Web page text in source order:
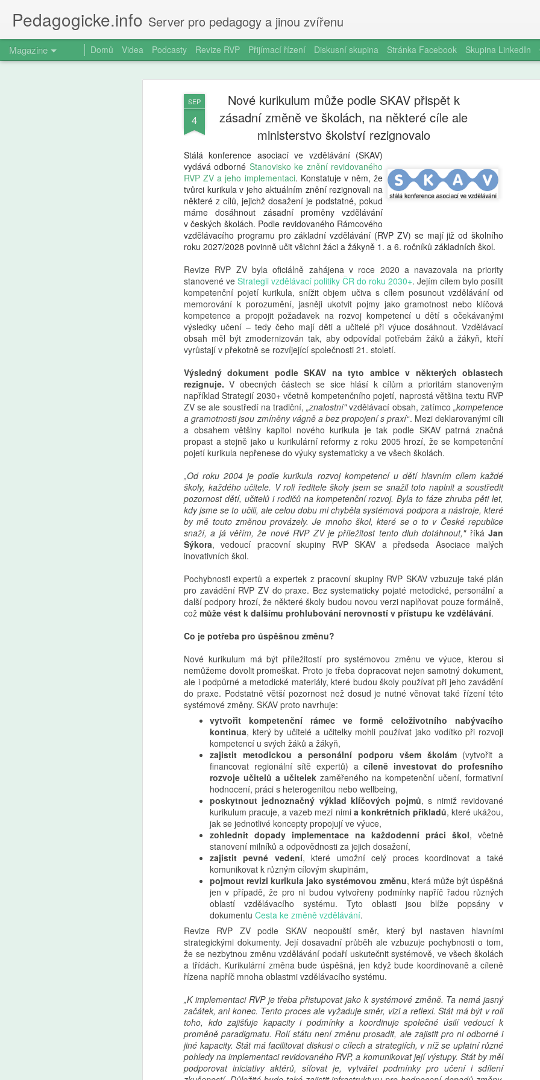
SEP
4
Nové kurikulum může podle SKAV přispět k
zásadní změně ve školách, na některé cíle ale
ministerstvo školství rezignovalo
Stálá konference asociací ve vzdělávání (SKAV)
vydává odborné Stanovisko ke znění revidovaného
RVP ZV a jeho implementaci. Konstatuje v něm, že
tvůrci kurikula v jeho aktuálním znění rezignovali na
některé z cílů, jejichž dosažení je podstatné, pokud
máme dosáhnout zásadní proměny vzdělávání
v českých školách. Podle revidovaného Rámcového
vzdělávacího programu pro základní vzdělávání (RVP ZV) se mají již od školního
roku 2027/2028 povinně učit všichni žáci a žákyně 1. a 6. ročníků základních škol.
Revize RVP ZV byla oficiálně zahájena v roce 2020 a navazovala na priority
stanovené ve Strategii vzdělávací politiky ČR do roku 2030+. Jejím cílem bylo posílit
kompetenční pojetí kurikula, snížit objem učiva s cílem posunout vzdělávání od
memorování k porozumění, jasněji ukotvit pojmy jako gramotnost nebo klíčová
kompetence a propojit požadavek na rozvoj kompetencí u dětí s očekávanými
výsledky učení – tedy čeho mají děti a učitelé při výuce dosáhnout. Vzdělávací
obsah měl být zmodernizován tak, aby odpovídal potřebám žáků a žákyň, kteří
vyrůstají v překotně se rozvíjející společnosti 21. století.
Výsledný dokument podle SKAV na tyto ambice v některých oblastech
rezignuje. V obecných částech se sice hlásí k cílům a prioritám stanoveným
například Strategií 2030+ včetně kompetenčního pojetí, naprostá většina textu RVP
ZV se ale soustředí na tradiční,„znalostní"vzdělávací obsah, zatímco„kompetence
a gramotnosti jsou zmíněny vágně a bez propojení s praxí“. Mezi deklarovanými cíli
a obsahem většiny kapitol nového kurikula je tak podle SKAV patrná značná
propast a stejně jako u kurikulární reformy z roku 2005 hrozí, že se kompetenční
pojetí kurikula nepřenese do výuky systematicky a ve všech školách.
„Od roku 2004 je podle kurikula rozvoj kompetencí u dětí hlavním cílem každé
školy, každého učitele. V roli ředitele školy jsem se snažil toto naplnit a soustředit
pozornost dětí, učitelů i rodičů na kompetenční rozvoj. Byla to fáze zhruba pěti let,
kdy jsme se to učili, ale celou dobu mi chyběla systémová podpora a nástroje, které
by mě touto změnou provázely. Je mnoho škol, které se o to v České republice
snaží, a já věřím, že nové RVP ZV je příležitost tento dluh dotáhnout,"říkáJan
Sýkora, vedoucí pracovní skupiny RVP SKAV a předseda Asociace malých
inovativních škol.
Pochybnosti expertů a expertek z pracovní skupiny RVP SKAV vzbuzuje také plán
pro zavádění RVP ZV do praxe. Bez systematicky pojaté metodické, personální a
další podpory hrozí, že některé školy budou novou verzi naplňovat pouze formálně,
což může vést k dalšímu prohlubování nerovností v přístupu ke vzdělávání.
Co je potřeba pro úspěšnou změnu?
Nové kurikulum má být příležitostí pro systémovou změnu ve výuce, kterou si
nemůžeme dovolit promeškat. Proto je třeba dopracovat nejen samotný dokument,
ale i podpůrné a metodické materiály, které budou školy používat při jeho zavádění
do praxe. Podstatně větší pozornost než dosud je nutné věnovat také řízení této
systémové změny. SKAV proto navrhuje:
vytvořit kompetenční rámec ve formě celoživotního nabývacího
kontinua, který by učitelé a učitelky mohli používat jako vodítko při rozvoji
kompetencí u svých žáků a žákyň,
zajistit metodickou a personální podporu všem školám(vytvořit a
financovat regionální sítě expertů) acíleně investovat do profesního
rozvoje učitelů a učitelek zaměřeného na kompetenční učení, formativní
hodnocení, práci s heterogenitou nebo wellbeing,
poskytnout jednoznačný výklad klíčových pojmů, s nimiž revidované
kurikulum pracuje, a vazeb mezi nimi a konkrétních příkladů, které ukážou,
jak se jednotlivé koncepty propojují ve výuce,
zohlednit dopady implementace na každodenní práci škol, včetně
stanovení milníků a odpovědnosti za jejich dosažení,
zajistit pevné vedení, které umožní celý proces koordinovat a také
komunikovat k různým cílovým skupinám,
pojmout revizi kurikula jako systémovou změnu, která může být úspěšná
jen v případě, že pro ni budou vytvořeny podmínky napříč řadou různých
oblastí vzdělávacího systému. Tyto oblasti jsou blíže popsány v
dokumentu Cesta ke změně vzdělávání.
Revize RVP ZV podle SKAV neopouští směr, který byl nastaven hlavními
strategickými dokumenty. Její dosavadní průběh ale vzbuzuje pochybnosti o tom,
že se nezbytnou změnu vzdělávání podaří uskutečnit systémově, ve všech školách
a třídách. Kurikulární změna bude úspěšná, jen když bude koordinovaně a cíleně
řízena napříč mnoha oblastmi vzdělávacího systému.
„K implementaci RVP je třeba přistupovat jako k systémové změně. Ta nemá jasný
začátek, ani konec. Tento proces ale vyžaduje směr, vizi a reflexi. Stát má být v roli
toho, kdo zajišťuje kapacity i podmínky a koordinuje společné úsilí vedoucí k
proměně paradigmatu. Rolí státu není změnu prosadit, ale zajistit pro ni odborné i
jiné kapacity. Stát má facilitovat diskusi o cílech a strategiích, v níž se uplatní různé
pohledy na implementaci revidovaného RVP, a komunikovat její výstupy. Stát by měl
podporovat iniciativy aktérů, síťovat je, vytvářet podmínky pro učení i sdílení
Pedagogicke.info Server pro pedagogy a jinou zvířenu
Magazine Domů Videa Podcasty Revize RVP Přijímací řízení Diskusní skupina Stránka Facebook Skupina LinkedIn
5
pořízení prvního chytrého
milníků v životě
kritické, neboť formuje
determinovat trajektorii
syntéza vychází z
akt pořízení telefonu v
bezprostřední spouštěč
s sebou jasně
Klíčovým rozlišovacím
může sloužit jako relativně
nebezpečí pro wellbeing
stráveného u obrazovky a
vyžaduje hlubší
Pro a proti: Devátá
třída má smysl, tvrdí
Mazancová. Šmahel:
Zrušení nejde stavět
na tom, že ušetříme 50
Premiér Andrej Babiš (ANO) a
předseda Sněmovny Tomio
Okamura (SPD) mluví o zkrácení
povinné školní docházky
a zrušení devátých tříd. „Není
možné to stavět na tom, že
ušetříme 50 miliard,“ namítá
ředitel Základní školy Plaňany
Martin Šmahel. „Nám ani tak
nejde o to, jestli do nich znalosti
nacpeme za osm, nebo za devět
let, ale jestli je s nimi naučíme
pracovat,“ říká v Pro a proti
z Učitelské platformy a ředitelka
Základní školy Pod Beckovem
AUG
5
Karolína Blažková:
„Člověk to asi musí mít
rád.“ Jak se v pražské
garsonce žije učiteli
hudby s třiceti tisíci
Učí děti hrát na kytaru, vydělává
kolem 32 tisíc čistého a sám
v Praze bydlí jen díky obecnímu
bytu. Pro třiatřicetiletého Martina
je vlastní bydlení těžko
představitelné. Místo toho šetří,
přivydělává si hudbou a doufá, že
si jednou pořídí maringotku.
AUG
5
Tobiáš Pospíchal:
Brněnský starosta
prosadil do čela školy
svého známého, oba
Ředitelem základní školy v Brně-
Bystrci se stal Jaromír Špaček,
jehož výběr si před komisí
prosadil starosta městské části
loňském roce společně
kandidovali za Motoristy. Podle
vyvolávají okolnosti Špačkova
výběru pochyby, sám starosta pak
odmítá, že by hrála politická
AUG
4
Milan Hausner: AI Act ve škole: Připravte se na nový
svět, nebo se připravte na konec II.
AI Act se tváří jako hasičák, který chrlí formuláře místo pěny. Regulace
rozdává certifikáty, zatímco serverovna hoří v přímém přenosu.
Učitel‑úředník s razítkem „Compliance“ hledá smysl v kouři paragrafů.
Žák si dělá selfie s robotem, protože „riziko je cool“. A škola? Ta si
myslí, že bezpečnost začíná podpisem, ne pochopením.
AUG
4
Předávání informací z mateřské do základní školy
(záznam workshopu)
Záznam workshopu Předávání informací z mateřské do základní školy
pod vedením Sandry Bejdákové a Kateřiny Dobruské. Workshop se
uskutečnil v rámci konference Jak podpořit plynulý přechod z mateřské
do základní školy dne 15. dubna 2026. Tato konference nabídla
odpovědi na otázky: Jaké jsou priority MŠMT pro nadcházející období?
Jak se na problematiku přechodu dětí z MŠ do ZŠ dívá ČŠI? Které
legislativní změny aktuálně ovlivňují školní praxi? A proč podporovat
adaptaci a kontinuitu vzdělávání?
AUG
4
AI a budoucnost vzdělávání: Od technologické skepse
k pedagogickému záměru
Současná debata o roli umělé inteligence (AI) ve vzdělávání
představuje kritický strategický moment, který zásadně přehodnocuje
vztah mezi technologií a kognitivním vývojem. Nejde o pouhou integraci
nových nástrojů, ale o reakci na hluboký společenský paradox: rostoucí
všudypřítomnost velkých jazykových modelů (LLM) naráží na
bezprecedentní odpor rodičů i zákonodárců vůči digitálnímu přesycení.
Nejdůležitějším poznatkem je nutnost striktního rozlišení mezi pouhým
výkonem úkolu a skutečným procesem učení. Zatímco AI dokáže
efektivně simulovat výsledek, skutečné vzdělávání vyžaduje cílený